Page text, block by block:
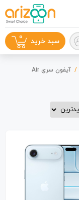
سبد خرید 0
آیفون سری Air